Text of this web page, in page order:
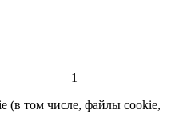
1
(в том числе, файлы cookie,